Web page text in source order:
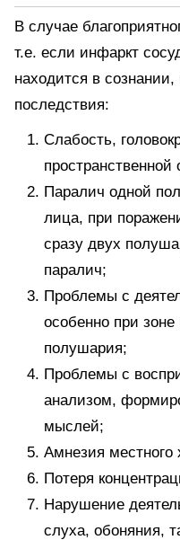
В случае
т.е. если инфаркт
находится в
последствия:
Слабость,
пространственной
Паралич одной
лица, при
сразу двух
паралич;
Проблемы с
особенно при
полушария;
Проблемы с
анализом,
мыслей;
Амнезия местного
Потеря
Нарушение
слуха, обоняния,